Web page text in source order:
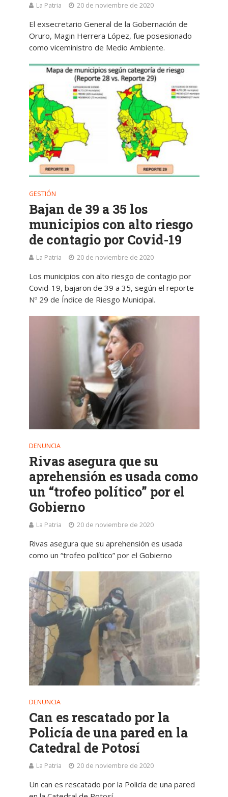
La Patria 20 de noviembre de 2020
El exsecretario General de la Gobernación de
Oruro, Magin Herrera López, fue posesionado
como viceministro de Medio Ambiente.
GESTIÓN
Bajan de 39 a 35 los
municipios con alto riesgo
de contagio por Covid-19
La Patria 20 de noviembre de 2020
Los municipios con alto riesgo de contagio por
Covid-19, bajaron de 39 a 35, según el reporte
Nº 29 de Índice de Riesgo Municipal.
DENUNCIA
Rivas asegura que su
aprehensión es usada como
un “trofeo político” por el
Gobierno
La Patria 20 de noviembre de 2020
Rivas asegura que su aprehensión es usada
como un “trofeo político” por el Gobierno
DENUNCIA
Can es rescatado por la
Policía de una pared en la
Catedral de Potosí
La Patria 20 de noviembre de 2020
Un can es rescatado por la Policía de una pared